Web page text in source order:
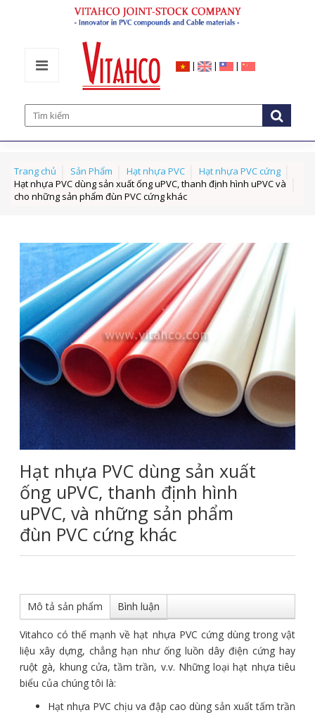
| | |
Trang chủ Sản Phẩm Hạt nhựa PVC
Hạt nhựa PVC cứng
Hạt nhựa PVC dùng sản xuất ống uPVC, thanh định hình uPVC và
cho những sản phẩm đùn PVC cứng khác
Hạt nhựa PVC dùng sản xuất
ống uPVC, thanh định hình
uPVC, và những sản phẩm
đùn PVC cứng khác
Mô tả sản phẩm Bình luận
Vitahco có thế mạnh về hạt nhựa PVC cứng dùng trong vật
liệu xây dựng, chẳng hạn như ống luồn dây điện cứng hay
ruột gà, khung cửa, tầm trần, v.v. Những loại hạt nhựa tiêu
biểu của chúng tôi là:
Hạt nhựa PVC chịu va đập cao dùng sản xuất tấm trần